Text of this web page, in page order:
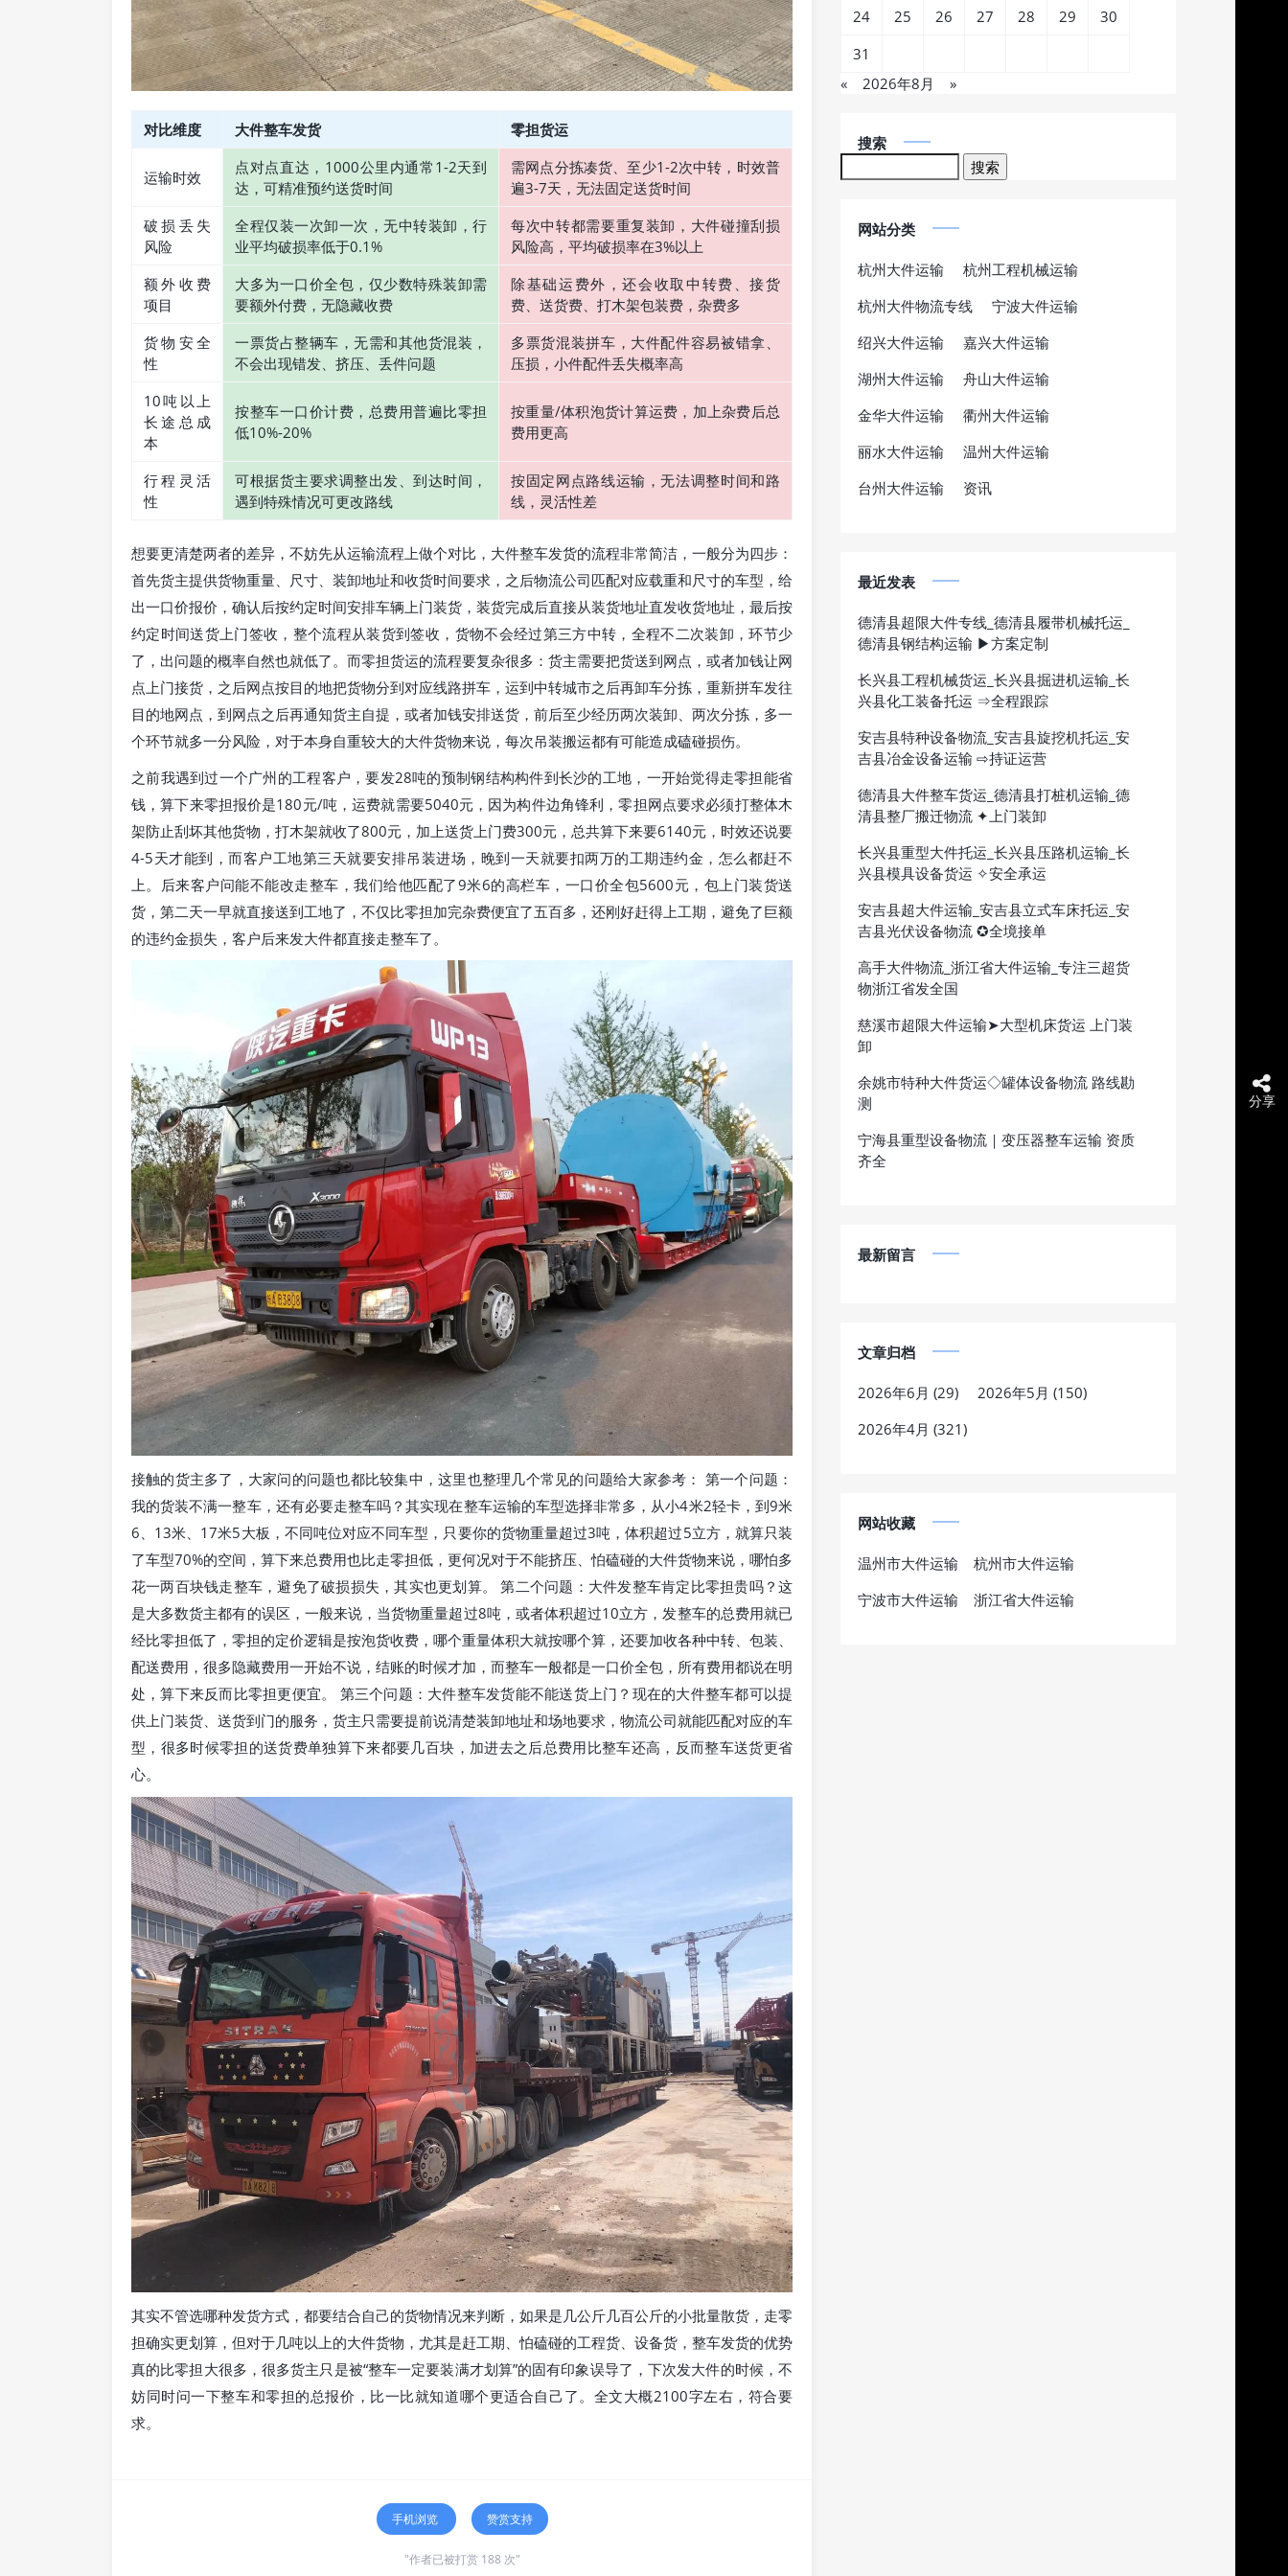
对比维度 大件整车发货 零担货运
运输时效
点对点直达，1000公里内通常1-2天到
达，可精准预约送货时间
需网点分拣凑货、至少1-2次中转，时效普
遍3-7天，无法固定送货时间
破损丢失
风险
全程仅装一次卸一次，无中转装卸，行
业平均破损率低于0.1%
每次中转都需要重复装卸，大件碰撞刮损
风险高，平均破损率在3%以上
额外收费
项目
大多为一口价全包，仅少数特殊装卸需
要额外付费，无隐藏收费
除基础运费外，还会收取中转费、接货
费、送货费、打木架包装费，杂费多
货物安全
性
一票货占整辆车，无需和其他货混装，
不会出现错发、挤压、丢件问题
多票货混装拼车，大件配件容易被错拿、
压损，小件配件丢失概率高
10吨以上
长途总成
本
按整车一口价计费，总费用普遍比零担
低10%-20%
按重量/体积泡货计算运费，加上杂费后总
费用更高
行程灵活
性
可根据货主要求调整出发、到达时间，
遇到特殊情况可更改路线
按固定网点路线运输，无法调整时间和路
线，灵活性差
想要更清楚两者的差异，不妨先从运输流程上做个对比，大件整车发货的流程非常简洁，一般分为四步：
首先货主提供货物重量、尺寸、装卸地址和收货时间要求，之后物流公司匹配对应载重和尺寸的车型，给
出一口价报价，确认后按约定时间安排车辆上门装货，装货完成后直接从装货地址直发收货地址，最后按
约定时间送货上门签收，整个流程从装货到签收，货物不会经过第三方中转，全程不二次装卸，环节少
了，出问题的概率自然也就低了。而零担货运的流程要复杂很多：货主需要把货送到网点，或者加钱让网
点上门接货，之后网点按目的地把货物分到对应线路拼车，运到中转城市之后再卸车分拣，重新拼车发往
目的地网点，到网点之后再通知货主自提，或者加钱安排送货，前后至少经历两次装卸、两次分拣，多一
个环节就多一分风险，对于本身自重较大的大件货物来说，每次吊装搬运都有可能造成磕碰损伤。
之前我遇到过一个广州的工程客户，要发28吨的预制钢结构构件到长沙的工地，一开始觉得走零担能省
钱，算下来零担报价是180元/吨，运费就需要5040元，因为构件边角锋利，零担网点要求必须打整体木
架防止刮坏其他货物，打木架就收了800元，加上送货上门费300元，总共算下来要6140元，时效还说要
4-5天才能到，而客户工地第三天就要安排吊装进场，晚到一天就要扣两万的工期违约金，怎么都赶不
上。后来客户问能不能改走整车，我们给他匹配了9米6的高栏车，一口价全包5600元，包上门装货送
货，第二天一早就直接送到工地了，不仅比零担加完杂费便宜了五百多，还刚好赶得上工期，避免了巨额
的违约金损失，客户后来发大件都直接走整车了。
接触的货主多了，大家问的问题也都比较集中，这里也整理几个常见的问题给大家参考： 第一个问题：
我的货装不满一整车，还有必要走整车吗？其实现在整车运输的车型选择非常多，从小4米2轻卡，到9米
6、13米、17米5大板，不同吨位对应不同车型，只要你的货物重量超过3吨，体积超过5立方，就算只装
了车型70%的空间，算下来总费用也比走零担低，更何况对于不能挤压、怕磕碰的大件货物来说，哪怕多
花一两百块钱走整车，避免了破损损失，其实也更划算。 第二个问题：大件发整车肯定比零担贵吗？这
是大多数货主都有的误区，一般来说，当货物重量超过8吨，或者体积超过10立方，发整车的总费用就已
经比零担低了，零担的定价逻辑是按泡货收费，哪个重量体积大就按哪个算，还要加收各种中转、包装、
配送费用，很多隐藏费用一开始不说，结账的时候才加，而整车一般都是一口价全包，所有费用都说在明
处，算下来反而比零担更便宜。 第三个问题：大件整车发货能不能送货上门？现在的大件整车都可以提
供上门装货、送货到门的服务，货主只需要提前说清楚装卸地址和场地要求，物流公司就能匹配对应的车
型，很多时候零担的送货费单独算下来都要几百块，加进去之后总费用比整车还高，反而整车送货更省
心。
其实不管选哪种发货方式，都要结合自己的货物情况来判断，如果是几公斤几百公斤的小批量散货，走零
担确实更划算，但对于几吨以上的大件货物，尤其是赶工期、怕磕碰的工程货、设备货，整车发货的优势
真的比零担大很多，很多货主只是被“整车一定要装满才划算”的固有印象误导了，下次发大件的时候，不
妨同时问一下整车和零担的总报价，比一比就知道哪个更适合自己了。全文大概2100字左右，符合要
求。
手机浏览 赞赏支持
"作者已被打赏 188 次"
« 2026年8月 »
24 25 26 27 28 29
30
31
搜索
网站分类
杭州大件运输
杭州工程机械运输
杭州大件物流专线
宁波大件运输
绍兴大件运输
嘉兴大件运输
湖州大件运输
舟山大件运输
金华大件运输
衢州大件运输
丽水大件运输
温州大件运输
台州大件运输
资讯
最近发表
德清县超限大件专线_德清县履带机械托运_
德清县钢结构运输 ▶方案定制
长兴县工程机械货运_长兴县掘进机运输_长
兴县化工装备托运 ⇒全程跟踪
安吉县特种设备物流_安吉县旋挖机托运_安
吉县冶金设备运输 ⇨持证运营
德清县大件整车货运_德清县打桩机运输_德
清县整厂搬迁物流 ✦上门装卸
长兴县重型大件托运_长兴县压路机运输_长
兴县模具设备货运 ✧安全承运
安吉县超大件运输_安吉县立式车床托运_安
吉县光伏设备物流 ✪全境接单
高手大件物流_浙江省大件运输_专注三超货
物浙江省发全国
慈溪市超限大件运输➤大型机床货运 上门装
卸
余姚市特种大件货运◇罐体设备物流 路线勘
测
宁海县重型设备物流｜变压器整车运输 资质
齐全
最新留言
文章归档
2026年6月 (29)
2026年5月 (150)
2026年4月 (321)
网站收藏
温州市大件运输
杭州市大件运输
宁波市大件运输
浙江省大件运输
分享